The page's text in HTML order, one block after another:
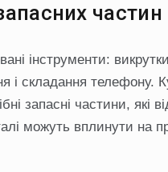
частин
інструменти:
складання телефону.
запасні частини, які
можуть вплинути на